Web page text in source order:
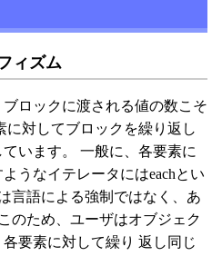
ィズム
ブロックに渡される値の数こそ
対してブロックを繰り返し
います。 一般に、各要素に
うなイテレータにはeachとい
言語による強制ではなく、あ
のため、ユーザはオブジェク
要素に対して繰り 返し同じ